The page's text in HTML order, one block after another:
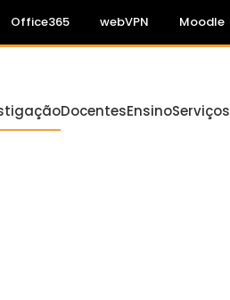
Office365 webVPN Moodle
DocentesEnsinoServiços